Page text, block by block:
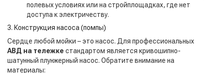
полевых условиях или на стройплощадках, где нет
доступа к электричеству.
3. Конструкция насоса (помпы)
Сердце любой мойки – это насос. Для профессиональных
АВД на тележке стандартом является кривошипно-
шатунный плунжерный насос. Обратите внимание на
материалы: